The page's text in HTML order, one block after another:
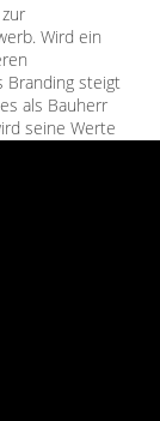
Wird ein
Branding steigt
als Bauherr
seine Werte
in